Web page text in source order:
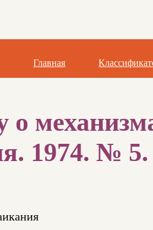
Главная
1974. №